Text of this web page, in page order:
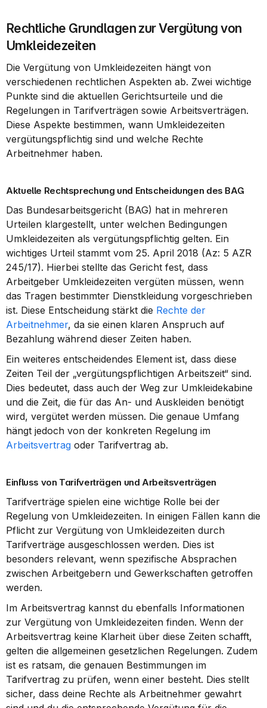
Rechtliche Grundlagen zur Vergütung von
Umkleidezeiten
Die Vergütung von Umkleidezeiten hängt von
verschiedenen rechtlichen Aspekten ab. Zwei wichtige
Punkte sind die aktuellen Gerichtsurteile und die
Regelungen in Tarifverträgen sowie Arbeitsverträgen.
Diese Aspekte bestimmen, wann Umkleidezeiten
vergütungspflichtig sind und welche Rechte
Arbeitnehmer haben.
Aktuelle Rechtsprechung und Entscheidungen des BAG
Das Bundesarbeitsgericht (BAG) hat in mehreren
Urteilen klargestellt, unter welchen Bedingungen
Umkleidezeiten als vergütungspflichtig gelten. Ein
wichtiges Urteil stammt vom 25. April 2018 (Az: 5 AZR
245/17). Hierbei stellte das Gericht fest, dass
Arbeitgeber Umkleidezeiten vergüten müssen, wenn
das Tragen bestimmter Dienstkleidung vorgeschrieben
ist. Diese Entscheidung stärkt die Rechte der
Arbeitnehmer, da sie einen klaren Anspruch auf
Bezahlung während dieser Zeiten haben.
Ein weiteres entscheidendes Element ist, dass diese
Zeiten Teil der „vergütungspflichtigen Arbeitszeit“ sind.
Dies bedeutet, dass auch der Weg zur Umkleidekabine
und die Zeit, die für das An- und Auskleiden benötigt
wird, vergütet werden müssen. Die genaue Umfang
Arbeitsvertrag oder Tarifvertrag ab.
Einfluss von Tarifverträgen und Arbeitsverträgen
Tarifverträge spielen eine wichtige Rolle bei der
Regelung von Umkleidezeiten. In einigen Fällen kann die
Pflicht zur Vergütung von Umkleidezeiten durch
Tarifverträge ausgeschlossen werden. Dies ist
besonders relevant, wenn spezifische Absprachen
zwischen Arbeitgebern und Gewerkschaften getroffen
werden.
Im Arbeitsvertrag kannst du ebenfalls Informationen
zur Vergütung von Umkleidezeiten finden. Wenn der
Arbeitsvertrag keine Klarheit über diese Zeiten schafft,
gelten die allgemeinen gesetzlichen Regelungen. Zudem
ist es ratsam, die genauen Bestimmungen im
Tarifvertrag zu prüfen, wenn einer besteht. Dies stellt
sicher, dass deine Rechte als Arbeitnehmer gewahrt